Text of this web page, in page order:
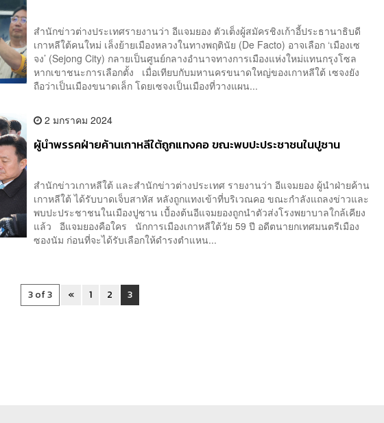
สำนักข่าวต่างประเทศรายงานว่า อีแจมยอง ตัวเต็งผู้สมัครชิงเก้าอี้ประธานาธิบดี
เกาหลีใต้คนใหม่ เล็งย้ายเมืองหลวงในทางพฤตินัย (De Facto) อาจเลือก ‘เมืองเซ
จง’ (Sejong City) กลายเป็นศูนย์กลางอำนาจทางการเมืองแห่งใหม่แทนกรุงโซล
หากเขาชนะการเลือกตั้ง เมื่อเทียบกับมหานครขนาดใหญ่ของเกาหลีใต้ เซจงยัง
ถือว่าเป็นเมืองขนาดเล็ก โดยเซจงเป็นเมืองที่วางแผน...
2 มกราคม 2024
ผู้นำพรรคฝ่ายค้านเกาหลีใต้ถูกแทงคอ ขณะพบปะประชาชนในปูซาน
สำนักข่าวเกาหลีใต้ และสำนักข่าวต่างประเทศ รายงานว่า อีแจมยอง ผู้นำฝ่ายค้าน
เกาหลีใต้ ได้รับบาดเจ็บสาหัส หลังถูกแทงเข้าที่บริเวณคอ ขณะกำลังแถลงข่าวและ
พบปะประชาชนในเมืองปูซาน เบื้องต้นอีแจมยองถูกนำตัวส่งโรงพยาบาลใกล้เคียง
แล้ว อีแจมยองคือใคร นักการเมืองเกาหลีใต้วัย 59 ปี อดีตนายกเทศมนตรีเมือง
ซองนัม ก่อนที่จะได้รับเลือกให้ดำรงตำแหน...
3 of 3 « 1 2 3